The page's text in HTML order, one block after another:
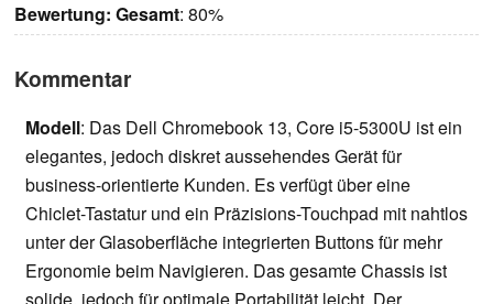
Bewertung: Gesamt: 80%
Kommentar
Modell: Das Dell Chromebook 13, Core i5-5300U ist ein
elegantes, jedoch diskret aussehendes Gerät für
business-orientierte Kunden. Es verfügt über eine
Chiclet-Tastatur und ein Präzisions-Touchpad mit nahtlos
unter der Glasoberfläche integrierten Buttons für mehr
Ergonomie beim Navigieren. Das gesamte Chassis ist